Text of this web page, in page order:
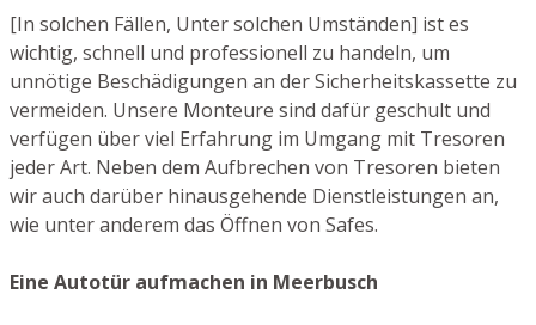
[In solchen Fällen, Unter solchen Umständen] ist es
wichtig, schnell und professionell zu handeln, um
unnötige Beschädigungen an der Sicherheitskassette zu
vermeiden. Unsere Monteure sind dafür geschult und
verfügen über viel Erfahrung im Umgang mit Tresoren
jeder Art. Neben dem Aufbrechen von Tresoren bieten
wir auch darüber hinausgehende Dienstleistungen an,
wie unter anderem das Öffnen von Safes.
Eine Autotür aufmachen in Meerbusch